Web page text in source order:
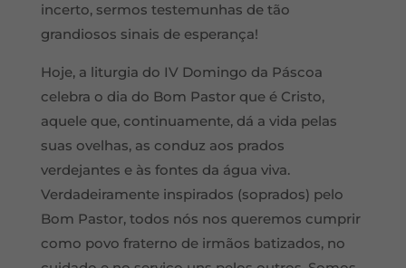
incerto, sermos testemunhas de tão
grandiosos sinais de esperança!
Hoje, a liturgia do IV Domingo da Páscoa
celebra o dia do Bom Pastor que é Cristo,
aquele que, continuamente, dá a vida pelas
suas ovelhas, as conduz aos prados
verdejantes e às fontes da água viva.
Verdadeiramente inspirados (soprados) pelo
Bom Pastor, todos nós nos queremos cumprir
como povo fraterno de irmãos batizados, no